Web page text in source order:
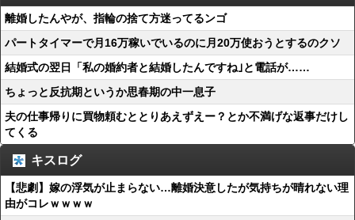
離婚したんやが、指輪の捨て方迷ってるンゴ
パートタイマーで月16万稼いでいるのに月20万使おうとするのクソ
結婚式の翌日「私の婚約者と結婚したんですね｣と電話が……
ちょっと反抗期というか思春期の中一息子
夫の仕事帰りに買物頼むととりあえずえー？とか不満げな返事だけし
てくる
キスログ
【悲劇】嫁の浮気が止まらない…離婚決意したが気持ちが晴れない理
由がコレｗｗｗｗ